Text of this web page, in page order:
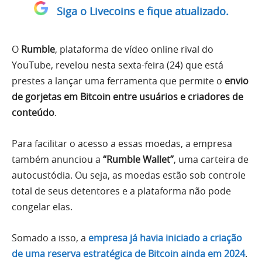
Siga o Livecoins e fique atualizado.
O Rumble, plataforma de vídeo online rival do
YouTube, revelou nesta sexta-feira (24) que está
prestes a lançar uma ferramenta que permite o envio
de gorjetas em Bitcoin entre usuários e criadores de
conteúdo.
Para facilitar o acesso a essas moedas, a empresa
também anunciou a “Rumble Wallet”, uma carteira de
autocustódia. Ou seja, as moedas estão sob controle
total de seus detentores e a plataforma não pode
congelar elas.
Somado a isso, a empresa já havia iniciado a criação
de uma reserva estratégica de Bitcoin ainda em 2024.